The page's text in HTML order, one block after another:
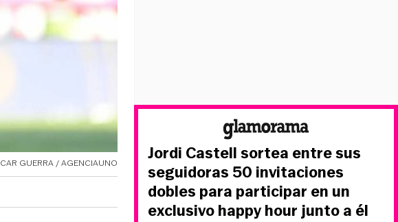
GUERRA / AGENCIAUNO
Jordi Castell sortea entre sus
seguidoras 50 invitaciones
dobles para participar en un
exclusivo happy hour junto a él